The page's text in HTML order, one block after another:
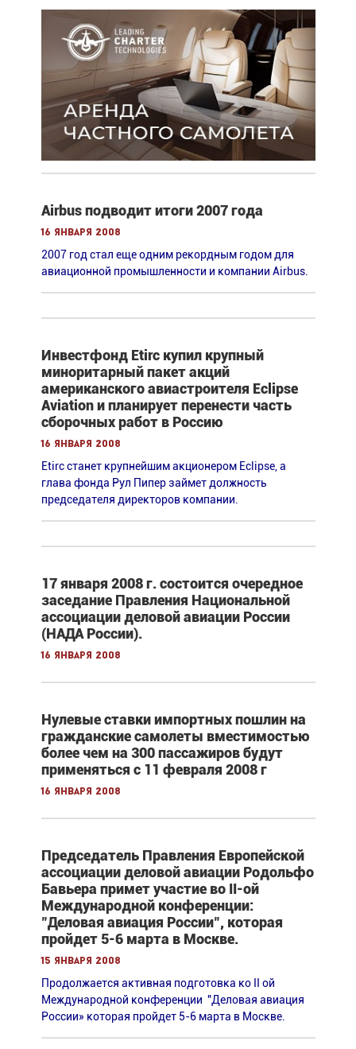
Airbus подводит итоги 2007 года
16 января 2008
2007 год стал еще одним рекордным годом для
авиационной промышленности и компании Airbus.
Инвестфонд Etirc купил крупный
миноритарный пакет акций
американского авиастроителя Eclipse
Aviation и планирует перенести часть
сборочных работ в Россию
16 января 2008
Etirc станет крупнейшим акционером Eclipse, а
глава фонда Рул Пипер займет должность
председателя директоров компании.
17 января 2008 г. состоится очередное
заседание Правления Национальной
ассоциации деловой авиации России
(НАДА России).
16 января 2008
Нулевые ставки импортных пошлин на
гражданские самолеты вместимостью
более чем на 300 пассажиров будут
применяться с 11 февраля 2008 г
16 января 2008
Председатель Правления Европейской
ассоциации деловой авиации Родольфо
Бавьера примет участие во II-ой
Международной конференции:
"Деловая авиация России", которая
пройдет 5-6 марта в Москве.
15 января 2008
Продолжается активная подготовка ко II ой
Международной конференции "Деловая авиация
России» которая пройдет 5-6 марта в Москве.